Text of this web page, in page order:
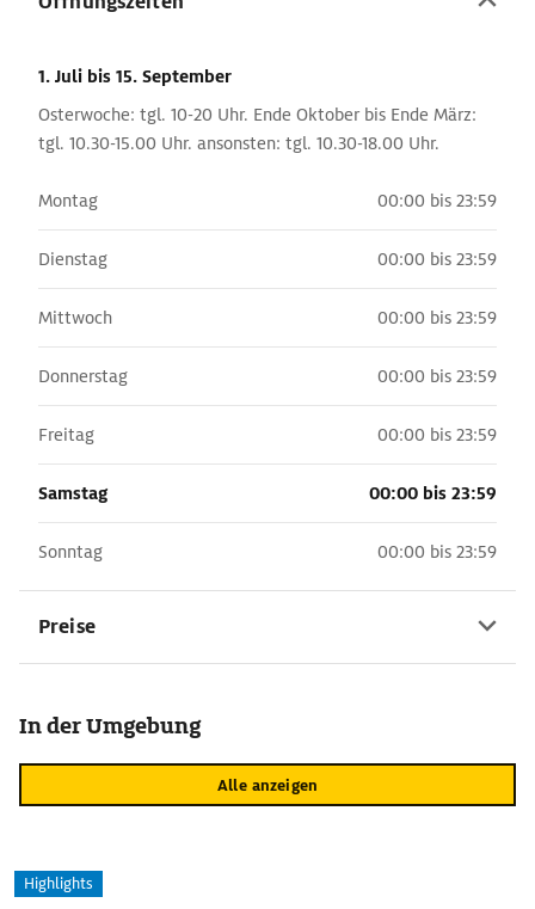
1. Juli bis 15. September
Osterwoche: tgl. 10-20 Uhr. Ende Oktober bis Ende März:
tgl. 10.30-15.00 Uhr. ansonsten: tgl. 10.30-18.00 Uhr.
Montag 00:00 bis 23:59
Dienstag 00:00 bis 23:59
Mittwoch 00:00 bis 23:59
Donnerstag 00:00 bis 23:59
Freitag 00:00 bis 23:59
Samstag 00:00 bis 23:59
Sonntag 00:00 bis 23:59
Preise
In der Umgebung
Alle anzeigen
Highlights